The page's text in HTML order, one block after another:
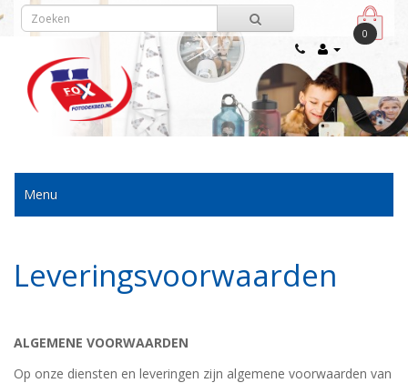
0
Menu
Leveringsvoorwaarden
ALGEMENE VOORWAARDEN
Op onze diensten en leveringen zijn algemene voorwaarden van